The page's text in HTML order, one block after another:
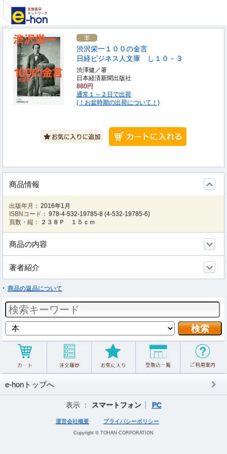
渋沢栄一１００の金言
日経ビジネス人文庫 し１０－３
渋澤健／著
日本経済新聞出版社
880円
通常１～２日で出荷
(！お盆時期の出荷について！)
商品情報
出版年月： 2016年1月
ISBNコード： 978-4-532-19785-8 (4-532-19785-6)
頁数・縦：
２３８Ｐ １５ｃｍ
商品の内容
著者紹介
商品の返品について
e-honトップへ
表示 ： スマートフォン PC
運営会社概要 プライバシーポリシー
Copyright © TOHAN CORPORATION